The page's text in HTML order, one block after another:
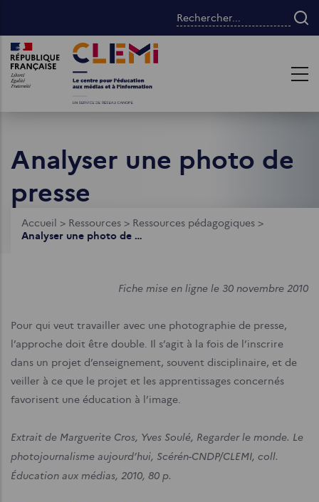
contenu
principal
Rechercher...
Images Images
Analyser une photo de
presse
Fil
Accueil > Ressources > Ressources pédagogiques >
Analyser une photo de presse
Fiche mise en ligne le 30 novembre 2010
Pour qui veut travailler avec une photographie de presse,
l’approche doit être double. Il s’agit à la fois de l’inscrire
dans un projet d’enseignement, souvent disciplinaire, et de
veiller à ce que le projet et les apprentissages concernés
favorisent une éducation à l’image.
Extrait de Marguerite Cros, Yves Soulé, Regarder le monde. Le
photojournalisme aujourd’hui, Scérén-CNDP/CLEMI, coll.
Éducation aux médias, 2010, 80 p.